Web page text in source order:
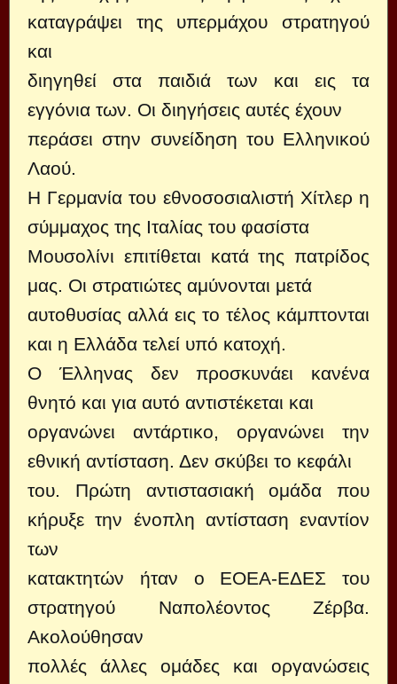
καταγράψει της υπερμάχου στρατηγού
και
διηγηθεί στα παιδιά των και εις τα
εγγόνια των. Οι διηγήσεις αυτές έχουν
περάσει στην συνείδηση του Ελληνικού
Λαού.
Η Γερμανία του εθνοσοσιαλιστή Χίτλερ η
σύμμαχος της Ιταλίας του φασίστα
Μουσολίνι επιτίθεται κατά της πατρίδος
μας. Οι στρατιώτες αμύνονται μετά
αυτοθυσίας αλλά εις το τέλος κάμπτονται
και η Ελλάδα τελεί υπό κατοχή.
Ο Έλληνας δεν προσκυνάει κανένα
θνητό και για αυτό αντιστέκεται και
οργανώνει αντάρτικο, οργανώνει την
εθνική αντίσταση. Δεν σκύβει το κεφάλι
του. Πρώτη αντιστασιακή ομάδα που
κήρυξε την ένοπλη αντίσταση εναντίον
των
κατακτητών ήταν ο ΕΟΕΑ-ΕΔΕΣ του
στρατηγού Ναπολέοντος Ζέρβα.
Ακολούθησαν
πολλές άλλες ομάδες και οργανώσεις